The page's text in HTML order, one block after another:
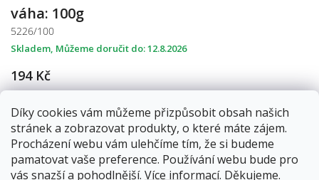
Díky cookies vám můžeme přizpůsobit obsah našich
stránek a zobrazovat produkty, o které máte zájem.
Procházení webu vám ulehčíme tím, že si budeme
pamatovat vaše preference. Používání webu bude pro
vás snazší a pohodlnější. Více informací. Děkujeme.
váha: 100g
5226/100
194 Kč
Do košíku
Skladem 12.8.2026
váha: 250g